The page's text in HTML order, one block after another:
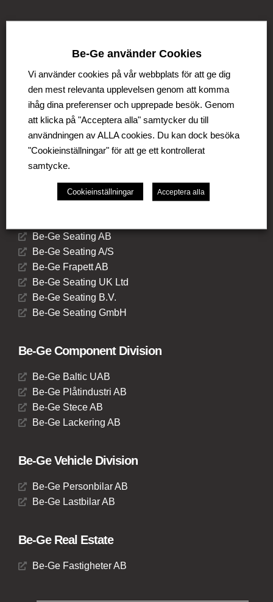
verksamhet i Sverige, Danmark, Storbritannien,
Litauen, Nederländerna och Tyskland. Koncernen
omfattar affärsområdena Be-Ge Seating Division,
Be-Ge Component Division och Be-Ge Vehicle
Division.
Be-Ge Seating AB
Be-Ge Seating A/S
Be-Ge Frapett AB
Be-Ge Seating UK Ltd
Be-Ge Seating B.V.
Be-Ge Seating GmbH
Be-Ge Component Division
Be-Ge Baltic UAB
Be-Ge Plåtindustri AB
Be-Ge Stece AB
Be-Ge Lackering AB
Be-Ge Vehicle Division
Be-Ge Personbilar AB
Be-Ge Lastbilar AB
Be-Ge Real Estate
Be-Ge Fastigheter AB
Be-Ge använder Cookies
Vi använder cookies på vår webbplats för att ge dig
den mest relevanta upplevelsen genom att komma
ihåg dina preferenser och upprepade besök. Genom
att klicka på "Acceptera alla" samtycker du till
användningen av ALLA cookies. Du kan dock besöka
"Cookieinställningar" för att ge ett kontrollerat
samtycke.
Cookieinställningar Acceptera alla